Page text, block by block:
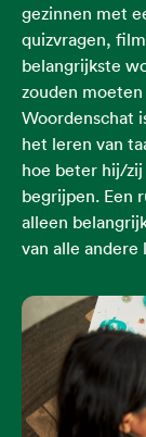
gezinnen met
quizvragen,
belangrijkste
zouden
Woordenschat
het leren van
hoe beter hij/zij
begrijpen. Een
alleen
van alle andere